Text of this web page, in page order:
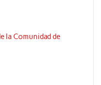
la Comunidad de